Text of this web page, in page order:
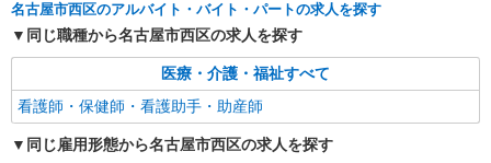
キープ
派遣社員
株式会社kotrio /●NG-H-2029887
≪浄心駅≫未経験・無資格から看護助手へ挑
名古屋市西区のアルバイト・バイト・パートの求人を探す
同じ職種から名古屋市西区の求人を探す
医療・介護・福祉すべて
看護師・保健師・看護助手・助産師
同じ雇用形態から名古屋市西区の求人を探す